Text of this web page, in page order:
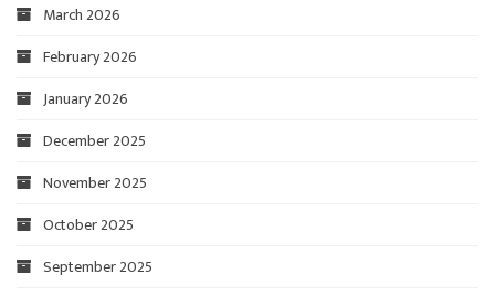
March 2026
February 2026
January 2026
December 2025
November 2025
October 2025
September 2025